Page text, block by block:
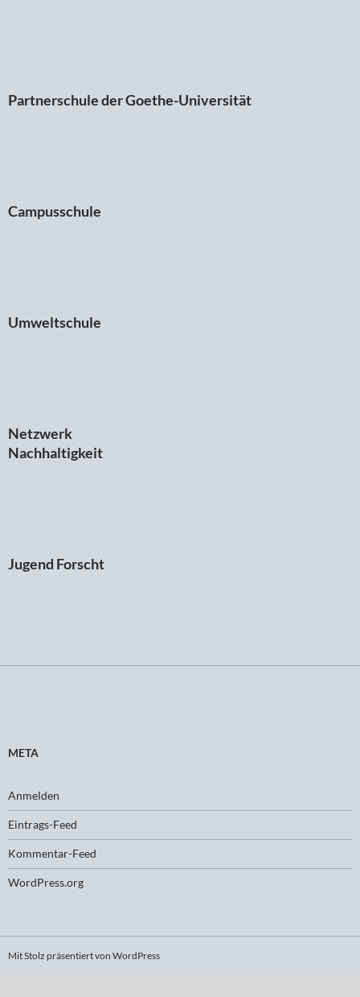
Partnerschule der Goethe-Universität
Campusschule
Umweltschule
Netzwerk
Nachhaltigkeit
Jugend Forscht
META
Anmelden
Eintrags-Feed
Kommentar-Feed
WordPress.org
Mit Stolz präsentiert von WordPress